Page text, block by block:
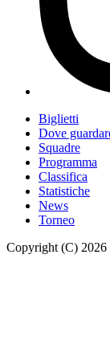
Biglietti
Dove
Squadre
Programma
Classifica
Statistiche
News
Torneo
Copyright (C)